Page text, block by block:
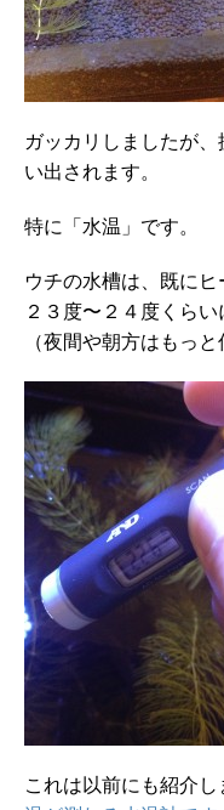
ガッカリしましたが
い出されます。
特に「水温」です。
ウチの水槽は、既に
２３度〜２４度くらい
（夜間や朝方はもっ
これは以前にも紹介し